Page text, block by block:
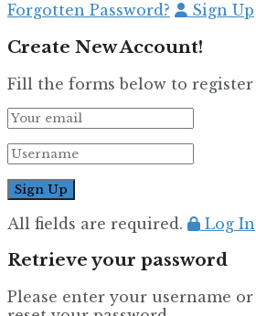
Forgotten Password? Sign Up
Create New Account!
Fill the forms below to register
All fields are required. Log In
Retrieve your password
Please enter your username